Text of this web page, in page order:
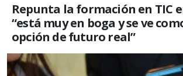
Repunta la formación en TIC
“está muy en boga y se ve
opción de futuro real”